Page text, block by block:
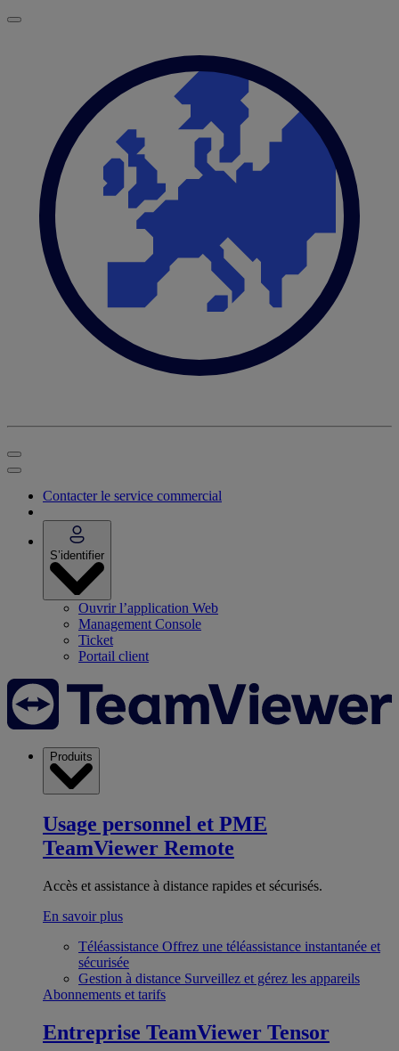
Contacter le service commercial
S’identifier
Ouvrir l’application Web
Management Console
Ticket
Portail client
Produits
Usage personnel et PME
TeamViewer Remote
Accès et assistance à distance rapides et sécurisés.
En savoir plus
Téléassistance Offrez une téléassistance instantanée et
sécurisée
Gestion à distance Surveillez et gérez les appareils
Abonnements et tarifs
Entreprise TeamViewer Tensor